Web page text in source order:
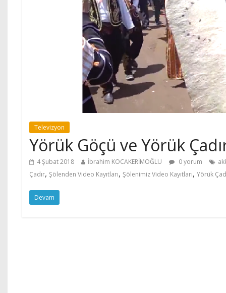
Televizyon
Yörük Göçü ve Yörük
4 Şubat 2018 İbrahim KOCAKERİMOĞLU 0 yorum
Çadır,Şölenden Video Kayıtları,Şölenimiz Video Kayıtları,Yörük
Devam